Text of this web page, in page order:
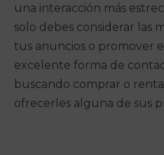
una interacción más
solo debes considerar las
tus anuncios o promover
excelente forma de
buscando comprar o
ofrecerles alguna de sus